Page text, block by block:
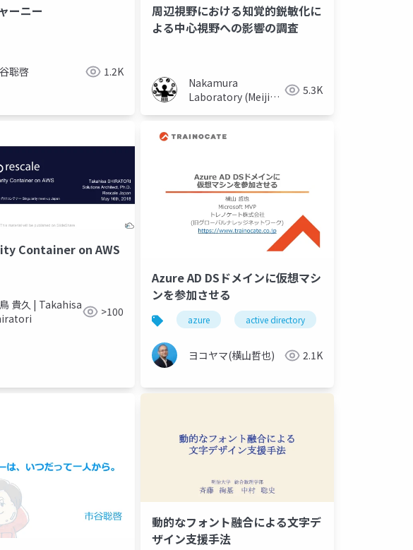
ーニー
聡啓 1.2K
周辺視野における知覚的鋭敏化に
よる中心視野への影響の調査
Nakamura
Laboratory (Meiji
5.3K
Container on AWS
貴久 | Takahisa
>100
Azure AD DSドメインに仮想マシ
ンを参加させる
azure active directory
ヨコヤマ(横山哲也) 2.1K
動的なフォント融合による文字デ
ザイン支援手法